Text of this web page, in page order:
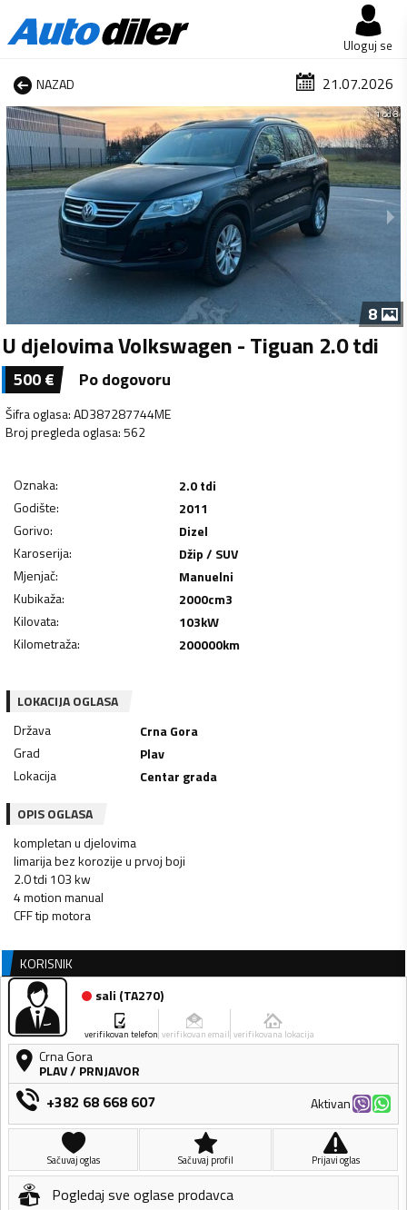
Uloguj se
NAZAD 21.07.2026
1 od 8
8
U djelovima Volkswagen - Tiguan 2.0 tdi
500€ Po dogovoru
Šifra oglasa:AD387287744ME
Broj pregleda oglasa:562
Oznaka:
2.0 tdi
Godište:
2011
Gorivo:
Dizel
Karoserija:
Džip / SUV
Mjenjač:
Manuelni
Kubikaža: 2000cm3
Kilovata: 103kW
Kilometraža: 200000km
LOKACIJA OGLASA
Država
Crna Gora
Grad
Plav
Lokacija
Centar grada
OPIS OGLASA
kompletan u djelovima
limarija bez korozije u prvoj boji
2.0 tdi 103 kw
4 motion manual
CFF tip motora
KORISNIK
sali (TA270)
verifikovan telefon verifikovan email verifikovana lokacija
Crna Gora
PLAV/ PRNJAVOR
+382 68 668 607 Aktivan
Sačuvaj oglas Sačuvaj profil Prijavi oglas
Pogledaj sve oglase prodavca